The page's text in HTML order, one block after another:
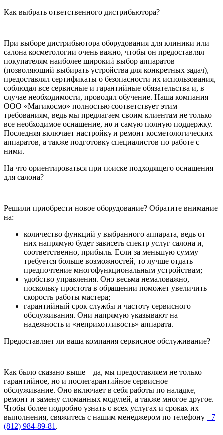
Как выбрать ответственного дистрибьютора?
При выборе дистрибьютора оборудования для клиники или
салона косметологии очень важно, чтобы он предоставлял
покупателям наиболее широкий выбор аппаратов
(позволяющий выбирать устройства для конкретных задач),
предоставлял сертификаты о безопасности их использования,
соблюдал все сервисные и гарантийные обязательства и, в
случае необходимости, проводил обучение. Наша компания
ООО «Магикосмо» полностью соответствует этим
требованиям, ведь мы предлагаем своим клиентам не только
все необходимое оснащение, но и самую полную поддержку.
Последняя включает настройку и ремонт косметологических
аппаратов, а также подготовку специалистов по работе с
ними.
На что ориентироваться при поиске подходящего оснащения
для салона?
Решили приобрести новое оборудование? Обратите внимание
на:
количество функций у выбранного аппарата, ведь от
них напрямую будет зависеть спектр услуг салона и,
соответственно, прибыль. Если за меньшую сумму
требуется больше возможностей, то лучше отдать
предпочтение многофункциональным устройствам;
удобство управления. Оно весьма немаловажно,
поскольку простота в обращении поможет увеличить
скорость работы мастера;
гарантийный срок службы и частоту сервисного
обслуживания. Они напрямую указывают на
надежность и «неприхотливость» аппарата.
Предоставляет ли ваша компания сервисное обслуживание?
Как было сказано выше – да, мы предоставляем не только
гарантийное, но и послегарантийное сервисное
обслуживание. Оно включает в себя работы по наладке,
ремонт и замену сломанных модулей, а также многое другое.
Чтобы более подробно узнать о всех услугах и сроках их
выполнения, свяжитесь с нашим менеджером по телефону +7
(812) 984-89-81 .